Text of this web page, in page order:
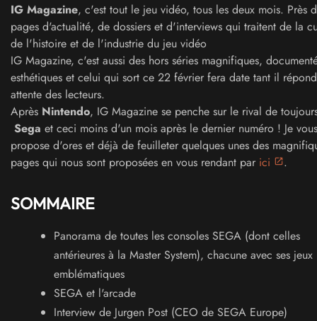
IG Magazine, c'est tout le jeu vidéo, tous les deux mois. Près
pages d'actualité, de dossiers et d'interviews qui traitent de la
de l'histoire et de l'industrie du jeu vidéo
IG Magazine, c'est aussi des hors séries magnifiques,
esthétiques et celui qui sort ce 22 février fera date tant il
attente des lecteurs.
Après Nintendo, IG Magazine se penche sur le rival de
Sega et ceci moins d'un mois après le dernier numéro ! Je vous
propose d'ores et déjà de feuilleter quelques unes des
pages qui nous sont proposées en vous rendant par ici .
SOMMAIRE
Panorama de toutes les consoles SEGA (dont celles
antérieures à la Master System), chacune avec ses jeux
emblématiques
SEGA et l'arcade
Interview de Jurgen Post (CEO de SEGA Europe)